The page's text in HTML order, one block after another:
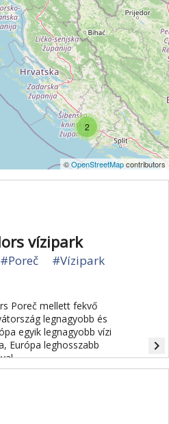
2
©OpenStreetMapcontributors
vízipark
#Poreč #Vízipark
Poreč mellett fekvő
legnagyobb és
egyik legnagyobb vízi
Európa leghosszabb
navigate_next